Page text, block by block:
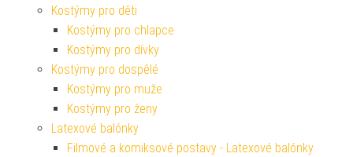
Kostýmy pro děti
Kostýmy pro chlapce
Kostýmy pro dívky
Kostýmy pro dospělé
Kostýmy pro muže
Kostýmy pro ženy
Latexové balónky
Filmové a komiksové postavy - Latexové balónky